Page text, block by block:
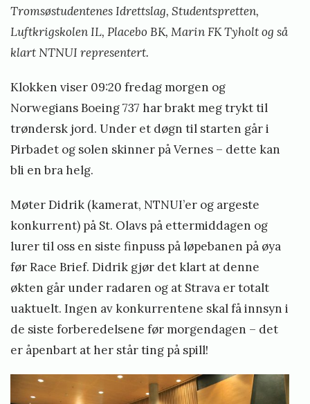
t
i
S
t
e
i
s
t
ø
Tromsøstudentenes Idrettslag, Studentspretten,
Luftkrigskolen IL, Placebo BK, Marin FK Tyholt og så
klart NTNUI representert.
Klokken viser 09:20 fredag morgen og
Norwegians Boeing 737 har brakt meg trykt til
trøndersk jord. Under et døgn til starten går i
Pirbadet og solen skinner på Vernes – dette kan
bli en bra helg.
Møter Didrik (kamerat, NTNUI’er og argeste
konkurrent) på St. Olavs på ettermiddagen og
lurer til oss en siste finpuss på løpebanen på øya
før Race Brief. Didrik gjør det klart at denne
økten går under radaren og at Strava er totalt
uaktuelt. Ingen av konkurrentene skal få innsyn i
de siste forberedelsene før morgendagen – det
er åpenbart at her står ting på spill!